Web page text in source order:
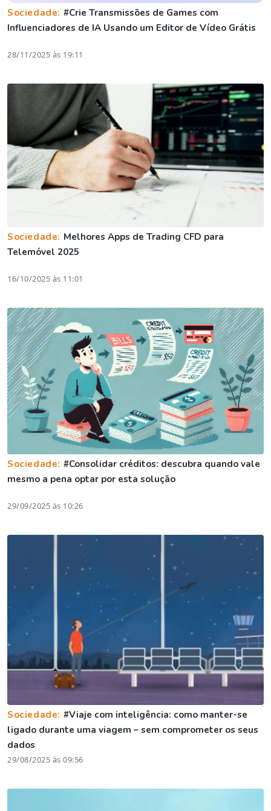
Sociedade: #Crie Transmissões de Games com
Influenciadores de IA Usando um Editor de Vídeo Grátis
28/11/2025 às 19:11
Sociedade: Melhores Apps de Trading CFD para
Telemóvel 2025
16/10/2025 às 11:01
Sociedade: #Consolidar créditos: descubra quando vale
mesmo a pena optar por esta solução
29/09/2025 às 10:26
Sociedade: #Viaje com inteligência: como manter-se
ligado durante uma viagem – sem comprometer os seus
dados
29/08/2025 às 09:56